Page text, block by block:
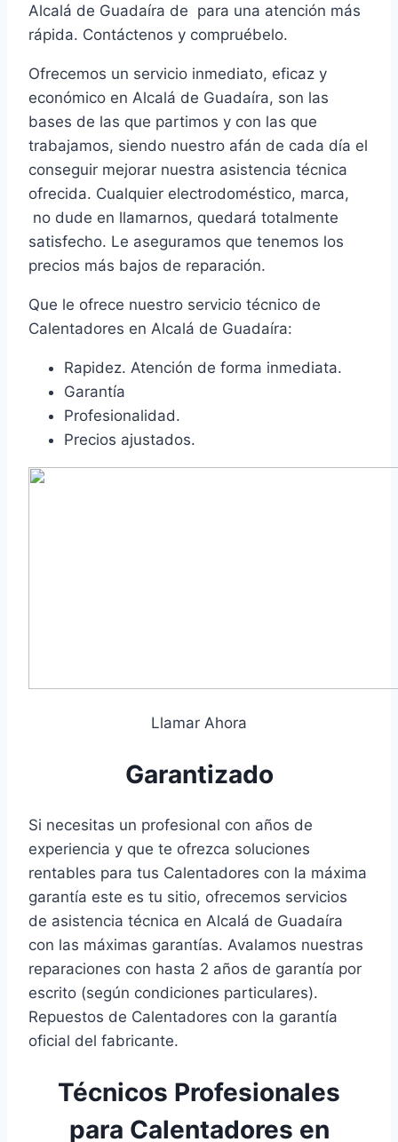
Alcalá de Guadaíra de para una atención más
rápida. Contáctenos y compruébelo.
Ofrecemos un servicio inmediato, eficaz y
económico en Alcalá de Guadaíra, son las
bases de las que partimos y con las que
trabajamos, siendo nuestro afán de cada día el
conseguir mejorar nuestra asistencia técnica
ofrecida. Cualquier electrodoméstico, marca,
no dude en llamarnos, quedará totalmente
satisfecho. Le aseguramos que tenemos los
precios más bajos de reparación.
Que le ofrece nuestro servicio técnico de
Calentadores en Alcalá de Guadaíra:
Rapidez. Atención de forma inmediata.
Garantía
Profesionalidad.
Precios ajustados.
Llamar Ahora
Garantizado
Si necesitas un profesional con años de
experiencia y que te ofrezca soluciones
rentables para tus Calentadores con la máxima
garantía este es tu sitio, ofrecemos servicios
de asistencia técnica en Alcalá de Guadaíra
con las máximas garantías. Avalamos nuestras
reparaciones con hasta 2 años de garantía por
escrito (según condiciones particulares).
Repuestos de Calentadores con la garantía
oficial del fabricante.
Técnicos Profesionales
para Calentadores en